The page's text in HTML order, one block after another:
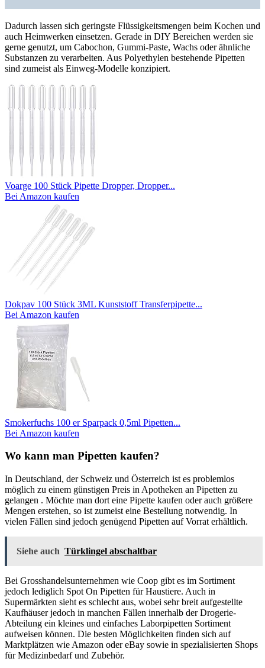
Dadurch lassen sich geringste Flüssigkeitsmengen beim Kochen und
auch Heimwerken einsetzen. Gerade in DIY Bereichen werden sie
gerne genutzt, um Cabochon, Gummi-Paste, Wachs oder ähnliche
Substanzen zu verarbeiten. Aus Polyethylen bestehende Pipetten
sind zumeist als Einweg-Modelle konzipiert.
Voarge 100 Stück Pipette Dropper, Dropper...
Bei Amazon kaufen
Dokpav 100 Stück 3ML Kunststoff Transferpipette...
Bei Amazon kaufen
Smokerfuchs 100 er Sparpack 0,5ml Pipetten...
Bei Amazon kaufen
Wo kann man Pipetten kaufen?
In Deutschland, der Schweiz und Österreich ist es problemlos
möglich zu einem günstigen Preis in Apotheken an Pipetten zu
gelangen . Möchte man dort eine Pipette kaufen oder auch größere
Mengen erstehen, so ist zumeist eine Bestellung notwendig. In
vielen Fällen sind jedoch genügend Pipetten auf Vorrat erhältlich.
Siehe auch Türklingel abschaltbar
Bei Grosshandelsunternehmen wie Coop gibt es im Sortiment
jedoch lediglich Spot On Pipetten für Haustiere. Auch in
Supermärkten sieht es schlecht aus, wobei sehr breit aufgestellte
Kaufhäuser jedoch in manchen Fällen innerhalb der Drogerie-
Abteilung ein kleines und einfaches Laborpipetten Sortiment
aufweisen können. Die besten Möglichkeiten finden sich auf
Marktplätzen wie Amazon oder eBay sowie in spezialisierten Shops
für Medizinbedarf und Zubehör.